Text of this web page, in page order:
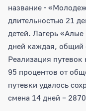
название -
длительностью 21
детей. Лагерь
дней каждая, общий
Реализация
95 процентов от
путевки удалось
смена 14 дней –